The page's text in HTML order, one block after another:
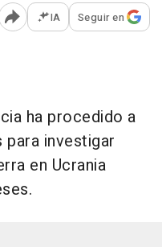
Abrir opciones para
IA Seguir en
ha procedido a
investigar
en Ucrania